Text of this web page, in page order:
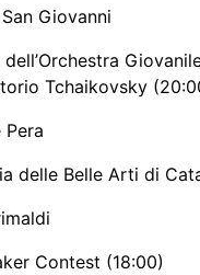
Giovanni
Tchaikovsky
Pera
delle Belle Arti di
Contest (18:00)